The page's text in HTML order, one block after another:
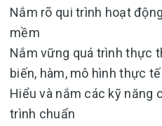
Nắm rõ qui trình hoạt
mềm
Nắm vững quá trình thực
biến, hàm, mô hình thực
Hiểu và nắm các kỹ năng
trình chuẩn